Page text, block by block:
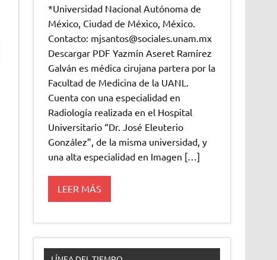
*Universidad Nacional Autónoma de
México, Ciudad de México, México.
Contacto: mjsantos@sociales.unam.mx
Descargar PDF Yazmín Aseret Ramírez
Galván es médica cirujana partera por la
Facultad de Medicina de la UANL.
Cuenta con una especialidad en
Radiología realizada en el Hospital
Universitario “Dr. José Eleuterio
González”, de la misma universidad, y
una alta especialidad en Imagen […]
LEER MÁS